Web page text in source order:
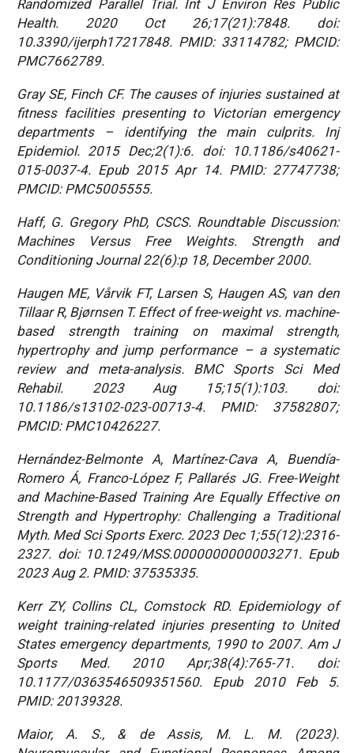
Randomized Parallel Trial. Int J Environ Res Public
Health. 2020 Oct 26;17(21):7848. doi:
10.3390/ijerph17217848. PMID: 33114782; PMCID:
PMC7662789.
Gray SE, Finch CF. The causes of injuries sustained at
fitness facilities presenting to Victorian emergency
departments – identifying the main culprits. Inj
Epidemiol. 2015 Dec;2(1):6. doi: 10.1186/s40621-
015-0037-4. Epub 2015 Apr 14. PMID: 27747738;
PMCID: PMC5005555.
Haff, G. Gregory PhD, CSCS. Roundtable Discussion:
Machines Versus Free Weights. Strength and
Conditioning Journal 22(6):p 18, December 2000.
Haugen ME, Vårvik FT, Larsen S, Haugen AS, van den
Tillaar R, Bjørnsen T. Effect of free-weight vs. machine-
based strength training on maximal strength,
hypertrophy and jump performance – a systematic
review and meta-analysis. BMC Sports Sci Med
Rehabil. 2023 Aug 15;15(1):103. doi:
10.1186/s13102-023-00713-4. PMID: 37582807;
PMCID: PMC10426227.
Hernández-Belmonte A, Martínez-Cava A, Buendía-
Romero Á, Franco-López F, Pallarés JG. Free-Weight
and Machine-Based Training Are Equally Effective on
Strength and Hypertrophy: Challenging a Traditional
Myth. Med Sci Sports Exerc. 2023 Dec 1;55(12):2316-
2327. doi: 10.1249/MSS.0000000000003271. Epub
2023 Aug 2. PMID: 37535335.
Kerr ZY, Collins CL, Comstock RD. Epidemiology of
weight training-related injuries presenting to United
States emergency departments, 1990 to 2007. Am J
Sports Med. 2010 Apr;38(4):765-71. doi:
10.1177/0363546509351560. Epub 2010 Feb 5.
PMID: 20139328.
Maior, A. S., & de Assis, M. L. M. (2023).